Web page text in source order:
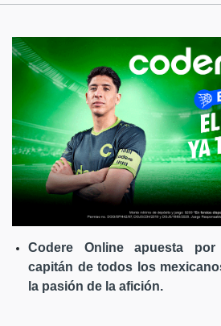
Codere Online apuesta
capitán de todos los
la pasión de la afición.